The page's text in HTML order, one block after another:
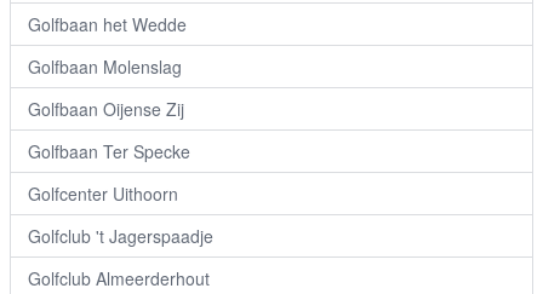
Golfbaan het Wedde
Golfbaan Molenslag
Golfbaan Oijense Zij
Golfbaan Ter Specke
Golfcenter Uithoorn
Golfclub 't Jagerspaadje
Golfclub Almeerderhout